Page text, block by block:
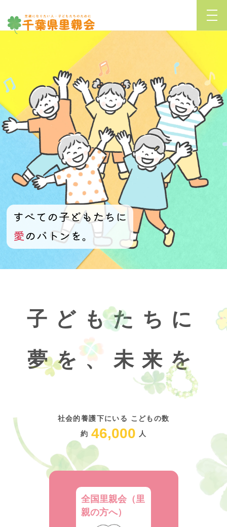
全国里親会（里
親の方へ）
子どもたちに
夢を、未来を
社会的養護下にいる こどもの数
約 46,000 人